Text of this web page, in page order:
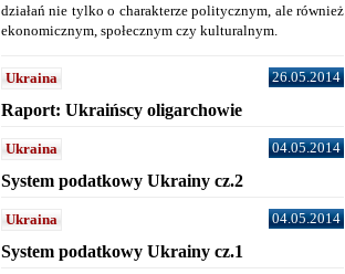
działań nie tylko o charakterze politycznym, ale również
ekonomicznym, społecznym czy kulturalnym.
Ukraina 26.05.2014
Raport: Ukraińscy oligarchowie
Ukraina 04.05.2014
System podatkowy Ukrainy cz.2
Ukraina 04.05.2014
System podatkowy Ukrainy cz.1